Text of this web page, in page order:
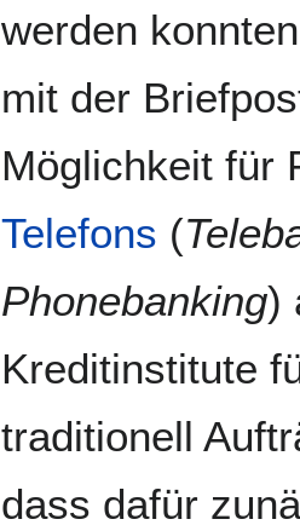
werden
mit der
Möglichkeit für
Telefons (
Phonebanking)
Kreditinstitute
traditionell
dass dafür